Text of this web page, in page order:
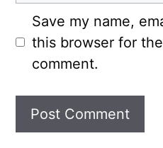
Save my name,
this browser for
comment.